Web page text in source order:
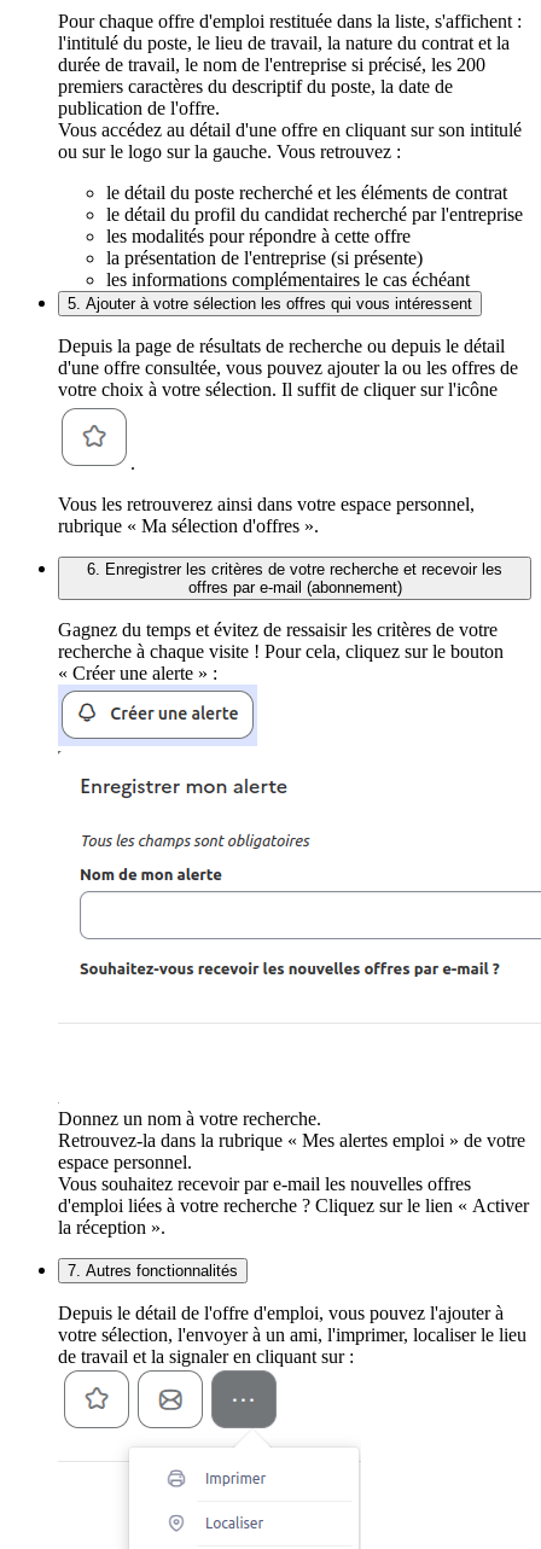
Pour chaque offre d'emploi restituée dans la liste, s'affichent :
l'intitulé du poste, le lieu de travail, la nature du contrat et la
durée de travail, le nom de l'entreprise si précisé, les 200
premiers caractères du descriptif du poste, la date de
publication de l'offre.
Vous accédez au détail d'une offre en cliquant sur son intitulé
ou sur le logo sur la gauche. Vous retrouvez :
le détail du poste recherché et les éléments de contrat
le détail du profil du candidat recherché par l'entreprise
les modalités pour répondre à cette offre
la présentation de l'entreprise (si présente)
les informations complémentaires le cas échéant
5. Ajouter à votre sélection les offres qui vous intéressent
Depuis la page de résultats de recherche ou depuis le détail
d'une offre consultée, vous pouvez ajouter la ou les offres de
votre choix à votre sélection. Il suffit de cliquer sur l'icône
.
Vous les retrouverez ainsi dans votre espace personnel,
rubrique « Ma sélection d'offres ».
6. Enregistrer les critères de votre recherche et recevoir les
offres par e-mail (abonnement)
Gagnez du temps et évitez de ressaisir les critères de votre
recherche à chaque visite ! Pour cela, cliquez sur le bouton
« Créer une alerte » :
Donnez un nom à votre recherche.
Retrouvez-la dans la rubrique « Mes alertes emploi » de votre
espace personnel.
Vous souhaitez recevoir par e-mail les nouvelles offres
d'emploi liées à votre recherche ? Cliquez sur le lien « Activer
la réception ».
7. Autres fonctionnalités
Depuis le détail de l'offre d'emploi, vous pouvez l'ajouter à
votre sélection, l'envoyer à un ami, l'imprimer, localiser le lieu
de travail et la signaler en cliquant sur :